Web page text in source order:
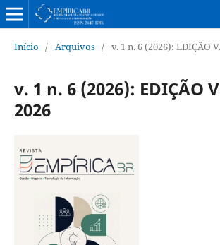
Início / Arquivos / v. 1 n. 6 (2026): EDIÇÃO
v. 1 n. 6 (2026): EDIÇÃO
2026